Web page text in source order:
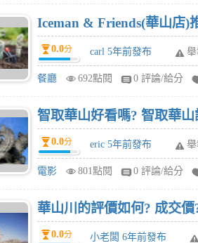
Iceman & Friends(華山店)
0.0分 carl 5年前發布 舉
餐廳 692點閱 0 評論/給分
智取華山好看嗎? 智取華山
0.0分 eric 5年前發布 舉
電影 801點閱 0 評論/給分
華山川的評價如何? 成交價
0.0分 小老闆 6年前發布